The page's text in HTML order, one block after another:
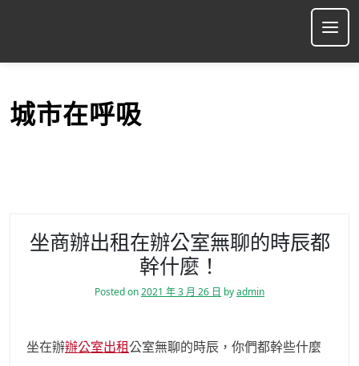
p
城市在呼吸
坐商辦出租在辦公室無聊的時辰都
幹什麼！
Posted on2021 年 3 月 26 日 byadmin
坐在辦辦公室出租公室無聊的時辰，你們都幹些什麼